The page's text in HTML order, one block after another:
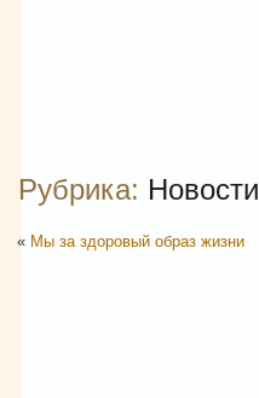
Рубрика: Новости
« Мы за здоровый образ жизни